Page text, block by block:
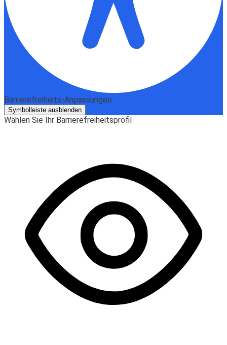
Barrierefreiheits-Anpassungen
Symbolleiste ausblenden
Wählen Sie Ihr Barrierefreiheitsprofil